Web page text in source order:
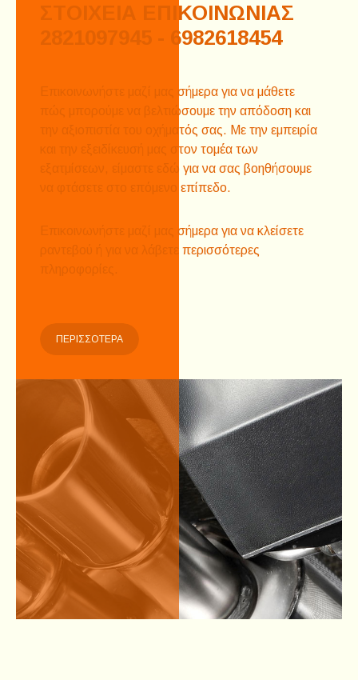
Επικοινωνήστε μαζί μας σήμερα για να μάθετε
πώς μπορούμε να βελτιώσουμε την απόδοση και
την αξιοπιστία του οχήματός σας. Με την εμπειρία
και την εξειδίκευσή μας στον τομέα των
εξατμίσεων, είμαστε εδώ για να σας βοηθήσουμε
να φτάσετε στο επόμενο επίπεδο.
ΠΕΡΙΣΣΟΤΕΡΑ
ΣΤΟΙΧΕΙΑ ΕΠΙΚΟΙΝΩΝΙΑΣ
2821097945 - 6982618454
Επικοινωνήστε μαζί μας σήμερα για να κλείσετε
ραντεβού ή για να λάβετε περισσότερες
πληροφορίες.